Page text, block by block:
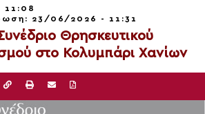
11:08
23/06/2026 - 11:31
Θρησκευτικού
στο Κολυμπάρι Χανίων